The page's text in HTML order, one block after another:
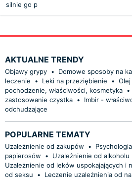
silnie go p
AKTUALNE TRENDY
Objawy grypy • Domowe sposoby na
leczenie
• Leki na przeziębienie •
pochodzenie, właściwości, kosmetyka •
zastosowanie czystka •
Imbir -
odchudzające
POPULARNE TEMATY
Uzależnienie od zakupów • Psychologia
papierosów
• Uzależnienie od alkoholu
Uzależnienie od leków uspokajających i
od seksu
• Leczenie uzależnienia od